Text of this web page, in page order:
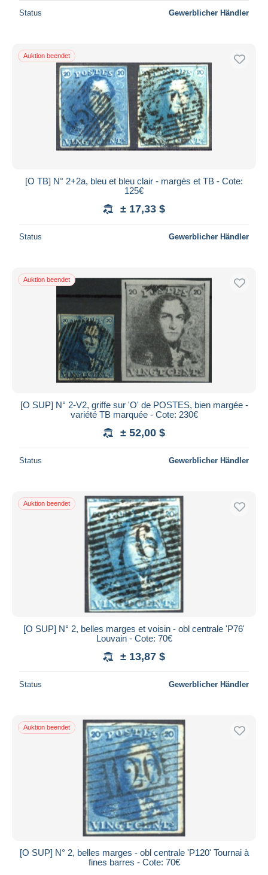
Status Gewerblicher Händler
Auktion beendet
[O TB] N° 2+2a, bleu et bleu clair - margés et TB - Cote:
125€
± 17,33 $
Status Gewerblicher Händler
Auktion beendet
[O SUP] N° 2-V2, griffe sur 'O' de POSTES, bien margée -
variété TB marquée - Cote: 230€
± 52,00 $
Status Gewerblicher Händler
Auktion beendet
[O SUP] N° 2, belles marges et voisin - obl centrale 'P76'
Louvain - Cote: 70€
± 13,87 $
Status Gewerblicher Händler
Auktion beendet
[O SUP] N° 2, belles marges - obl centrale 'P120' Tournai à
fines barres - Cote: 70€